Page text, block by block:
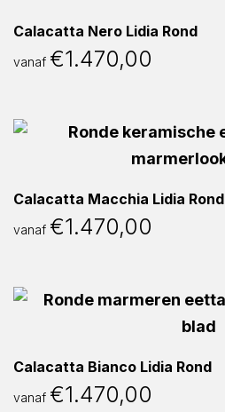
Calacatta Nero Lidia Rond
vanaf €1.470,00
Calacatta Macchia Lidia Rond
vanaf €1.470,00
Calacatta Bianco Lidia Rond
vanaf €1.470,00